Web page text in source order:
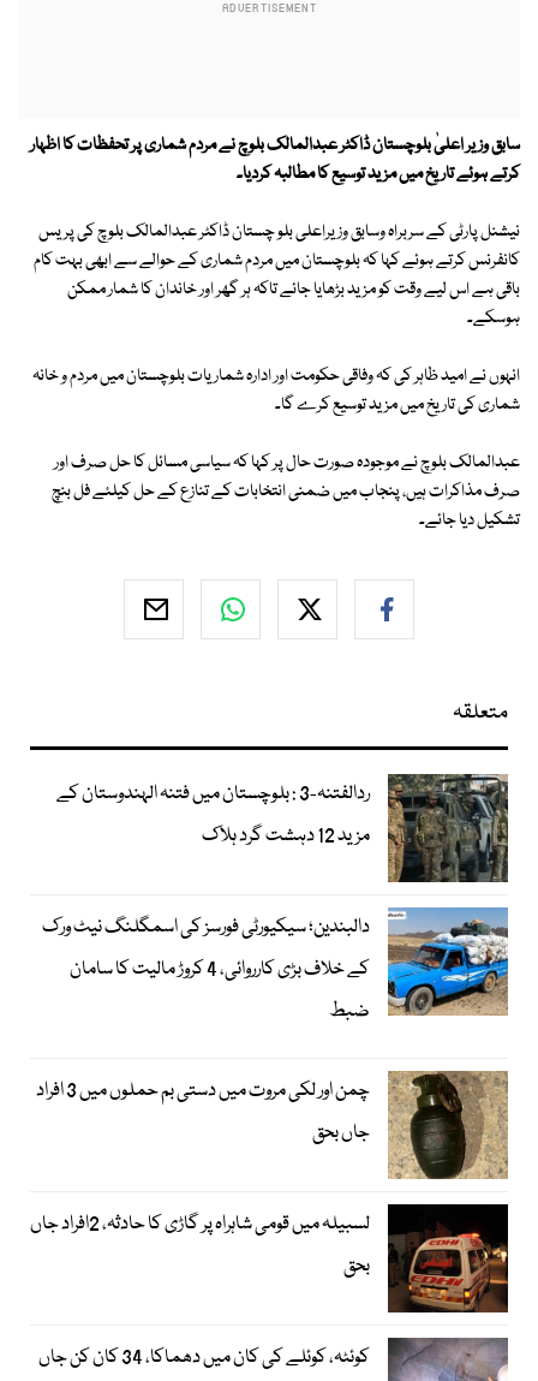
سابق وزیر اعلیٰ بلوچستان ڈاکٹر عبدالمالک بلوچ نے مردم شماری پر تحفظات کا اظہار
کرتے ہوئے تاریخ میں مزید توسیع کا مطالبہ کردیا۔
نیشنل پارٹی کے سربراہ وسابق وزیراعلی بلو چستان ڈاکٹر عبدالمالک بلوچ کی پریس
کانفرنس کرتے ہوئے کہا کہ بلوچستان میں مردم شماری کے حوالے سے ابھی بہت کام
باقی ہے اس لیے وقت کو مزید بڑھایا جائے تاکہ ہر گھر اور خاندان کا شمار ممکن
ہوسکے۔
انہوں نے امید ظاہر کی کہ وفاقی حکومت اور ادارہ شماریات بلوچستان میں مردم و خانہ
شماری کی تاریخ میں مزید توسیع کرے گا۔
عبدالمالک بلوچ نے موجودہ صورت حال پر کہا کہ سیاسی مسائل کا حل صرف اور
صرف مذاکرات ہیں، پنجاب میں ضمنی انتخابات کے تنازع کے حل کیلئے فل بنچ
تشکیل دیا جائے۔
متعلقہ
ردالفتنہ-3 : بلوچستان میں فتنہ الہندوستان کے
مزید 12 دہشت گرد ہلاک
دالبندین؛ سیکیورٹی فورسز کی اسمگلنگ نیٹ ورک
کے خلاف بڑی کارروائی، 4 کروڑ مالیت کا سامان
ضبط
چمن اور لکی مروت میں دستی بم حملوں میں 3 افراد
جاں بحق
لسبیلہ میں قومی شاہراہ پر گاڑی کا حادثہ، 2افراد جاں
بحق
کوئٹہ، کوئلے کی کان میں دھماکا، 34 کان کن جاں